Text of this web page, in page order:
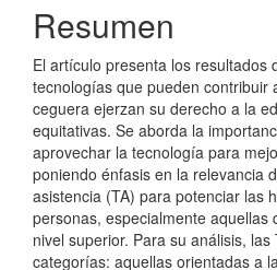
artículo
Resumen
El artículo presenta los resultados
tecnologías que pueden contribuir
ceguera ejerzan su derecho a la
equitativas. Se aborda la
aprovechar la tecnología para
poniendo énfasis en la relevancia
asistencia (TA) para potenciar las
personas, especialmente aquellas
nivel superior. Para su análisis,
categorías: aquellas orientadas a